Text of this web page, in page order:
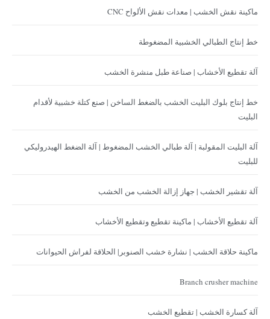
ماكينة نقش الخشب | معدات نقش الألواح CNC
خط إنتاج الطبالي الخشبية المضغوطة
آلة تقطيع الأخشاب | صناعة طبل منشرة الخشب
خط إنتاج بلوك البليت الخشب بالضغط الساخن | صنع كتلة خشبية لأقدام
البليت
آلة البليت المقولبة | آلة طبالي الخشب المضغوط | آلة الضغط الهيدروليكي
للبليت
آلة تقشير الخشب | جهاز إزالة الخشب من الخشب
آلة تقطيع الأخشاب | ماكينة تقطيع وتقطيع الأخشاب
ماكينة حلاقة الخشب | نشارة خشب الصنوبر| الحلاقة لفراش الحيوانات
Branch crusher machine
آلة كسارة الخشب | تقطيع الخشب